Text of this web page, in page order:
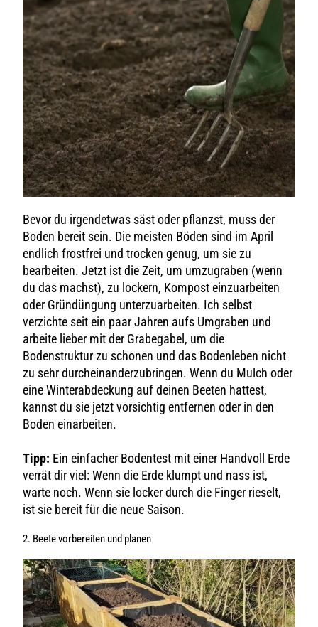
Bevor du irgendetwas säst oder pflanzst, muss der
Boden bereit sein. Die meisten Böden sind im April
endlich frostfrei und trocken genug, um sie zu
bearbeiten. Jetzt ist die Zeit, um umzugraben (wenn
du das machst), zu lockern, Kompost einzuarbeiten
oder Gründüngung unterzuarbeiten. Ich selbst
verzichte seit ein paar Jahren aufs Umgraben und
arbeite lieber mit der Grabegabel, um die
Bodenstruktur zu schonen und das Bodenleben nicht
zu sehr durcheinanderzubringen. Wenn du Mulch oder
eine Winterabdeckung auf deinen Beeten hattest,
kannst du sie jetzt vorsichtig entfernen oder in den
Boden einarbeiten.
Tipp: Ein einfacher Bodentest mit einer Handvoll Erde
verrät dir viel: Wenn die Erde klumpt und nass ist,
warte noch. Wenn sie locker durch die Finger rieselt,
ist sie bereit für die neue Saison.
2. Beete vorbereiten und planen